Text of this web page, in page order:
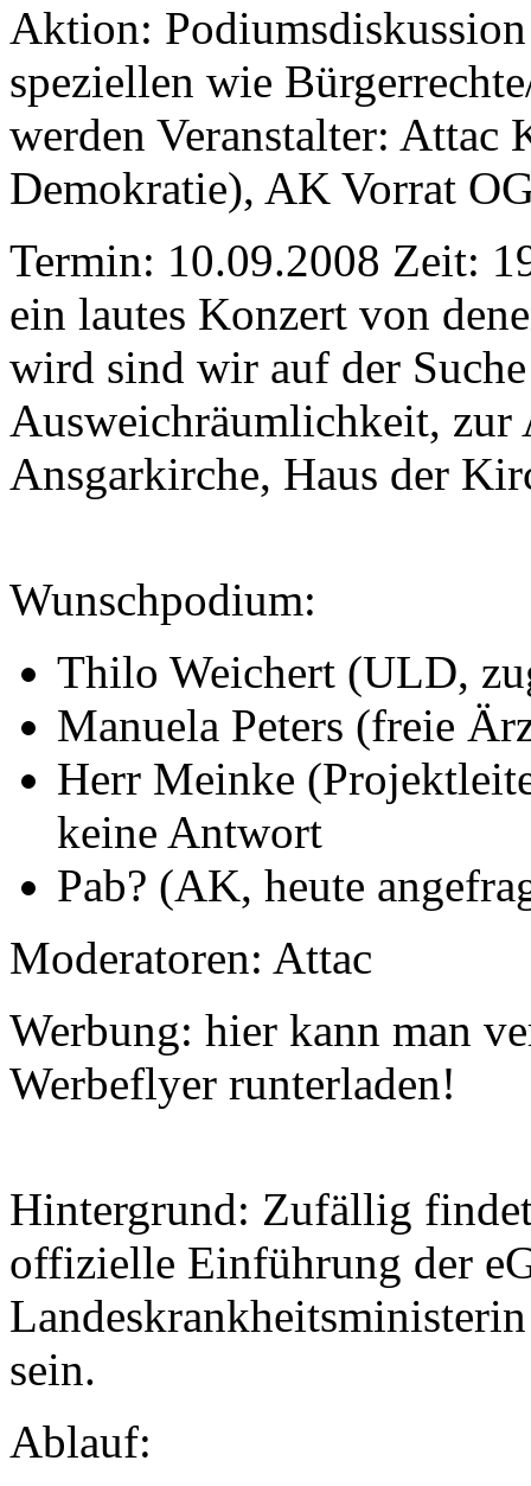
Aktion:
speziellen wie
werden Veranstalter: Attac
Demokratie), AK Vorrat
Termin: 10.09.2008 Zeit:
ein lautes Konzert von
wird sind wir auf der
Ausweichräumlichkeit, zur
Ansgarkirche, Haus der
Wunschpodium:
Thilo Weichert (ULD,
Manuela Peters (freie
Herr Meinke
keine Antwort
Pab? (AK, heute
Moderatoren: Attac
Werbung: hier kann man
Werbeflyer runterladen!
Hintergrund: Zufällig
offizielle Einführung der
sein.
Ablauf: